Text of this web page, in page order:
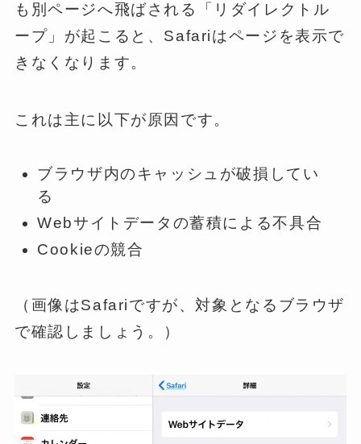
も別ページへ飛ばされる「リダイレクトル
ープ」が起こると、Safariはページを表示で
きなくなります。
これは主に以下が原因です。
ブラウザ内のキャッシュが破損してい
る
Webサイトデータの蓄積による不具合
Cookieの競合
（画像はSafariですが、対象となるブラウザ
で確認しましょう。）